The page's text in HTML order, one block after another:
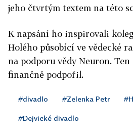
jeho čtvrtým textem na této
K napsání ho inspirovali
Holého působící ve vědecké
na podporu vědy Neuron.
finančně podpořil.
#divadlo #Zelenka Petr
#Dejvické divadlo